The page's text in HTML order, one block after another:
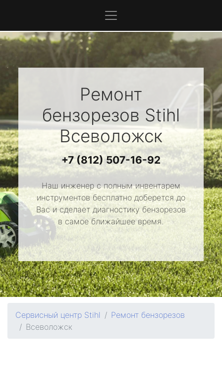
Ремонт
бензорезов Stihl
Всеволожск
+7 (812) 507-16-92
Наш инженер с полным инвентарем
инструментов бесплатно доберется до
Вас и сделает диагностику бензорезов
в самое ближайшее время.
Сервисный центр Stihl
Ремонт бензорезов
Всеволожск